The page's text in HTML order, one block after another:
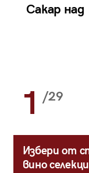
Сакар
1 /29
Избери от
вино